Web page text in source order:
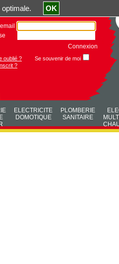
Connexion
oublié ?
Se souvenir de moi
?
ELECTRICITE
DOMOTIQUE
PLOMBERIE
SANITAIRE
optimale. OK